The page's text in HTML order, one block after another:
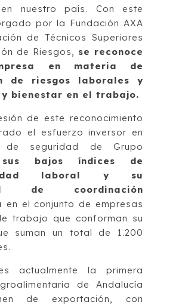
nuestro país. Con este
por la Fundación AXA
de Técnicos Superiores
de Riesgos, se reconoce
en materia de
de riesgos laborales y
bienestar en el trabajo.
de este reconocimiento
el esfuerzo inversor en
de seguridad de Grupo
sus bajos índices de
laboral y su
de coordinación
en el conjunto de empresas
trabajo que conforman su
suman un total de 1.200
actualmente la primera
de Andalucía
de exportación, con